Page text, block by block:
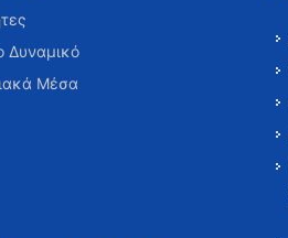
Δυναμικό
Μέσα